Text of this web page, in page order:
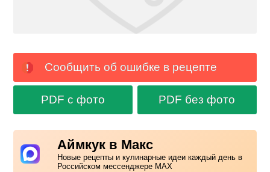
Сообщить об ошибке в рецепте
PDF с фото PDF без фото
Аймкук в Макс
Новые рецепты и кулинарные идеи каждый день в
Российском мессенджере MAX